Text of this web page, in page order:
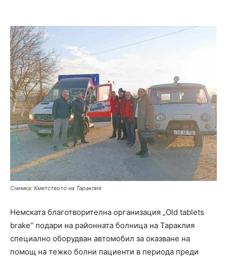
Снимка: Кметството на Тараклия
Немската благотворителна организация „Old tablets
brake“ подари на районната болница на Тараклия
специално оборудван автомобил за оказване на
помощ на тежко болни пациенти в периода преди